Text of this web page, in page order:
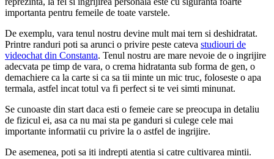
importanta pentru femeile de toate varstele.
De exemplu, vara tenul nostru devine mult mai tern si deshidratat.
Printre randuri poti sa arunci o privire peste cateva studiouri de
videochat din Constanta. Tenul nostru are mare nevoie de o ingrijire
adecvata pe timp de vara, o crema hidratanta sub forma de gen, o
demachiere ca la carte si ca sa tii minte un mic truc, foloseste o apa
termala, astfel incat totul va fi perfect si te vei simti minunat.
Se cunoaste din start daca esti o femeie care se preocupa in detaliu
de fizicul ei, asa ca nu mai sta pe ganduri si culege cele mai
importante informatii cu privire la o astfel de ingrijire.
De asemenea, poti sa iti indrepti atentia si catre cultivarea mintii.